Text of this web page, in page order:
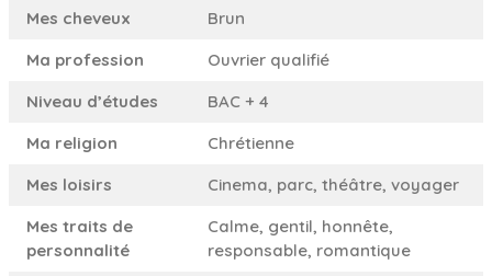
Mes cheveux
Brun
Ma profession
Ouvrier qualifié
Niveau d’études
BAC + 4
Ma religion
Chrétienne
Mes loisirs
Cinema, parc, théâtre, voyager
Mes traits de
personnalité
Calme, gentil, honnête,
responsable, romantique